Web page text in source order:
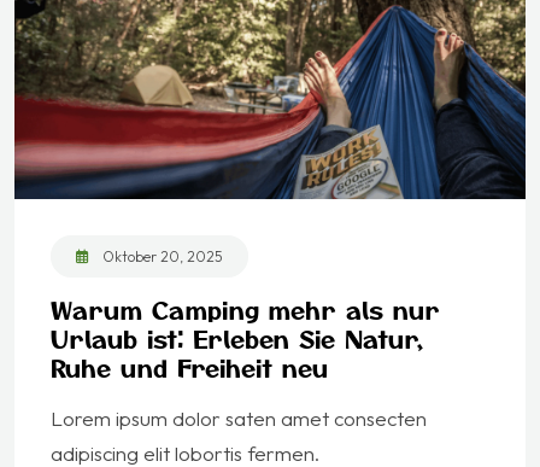
Oktober 20, 2025
Warum Camping mehr als nur
Urlaub ist: Erleben Sie Natur,
Ruhe und Freiheit neu
Lorem ipsum dolor saten amet consecten
adipiscing elit lobortis fermen.